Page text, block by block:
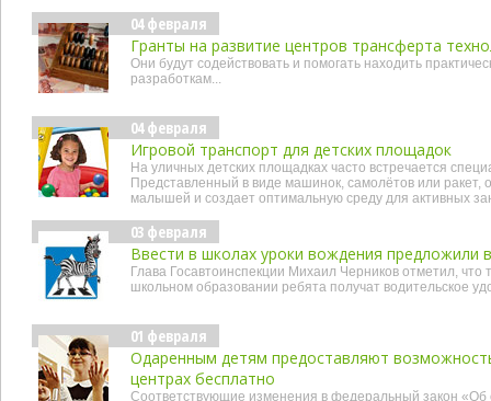
04 февраля
Гранты на развитие центров трансферта
Они будут содействовать и помогать находить
разработкам...
04 февраля
Игровой транспорт для детских площадок
На уличных детских площадках часто встречается
Представленный в виде машинок, самолётов или ракет,
малышей и создает оптимальную среду для активных
03 февраля
Ввести в школах уроки вождения предложили
Глава Госавтоинспекции Михаил Черников отметил, что
школьном образовании ребята получат водительское
01 февраля
Одаренным детям предоставляют
центрах бесплатно
Соответствующие изменения в федеральный закон «Об